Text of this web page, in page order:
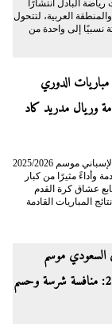
البادل انتشارًا
العربية، لتتحول
نسبيًا إلى واحدة من
مباريات الدوري
وريال مدريد كاد
يشهد الدوري الإسباني موسم 2025/2026
وأداءً مثيرًا من كبار
عشاق كرة القدم
المباريات القادمة
السعودي موسم
2024-2025: منافسة شرسة وحسم